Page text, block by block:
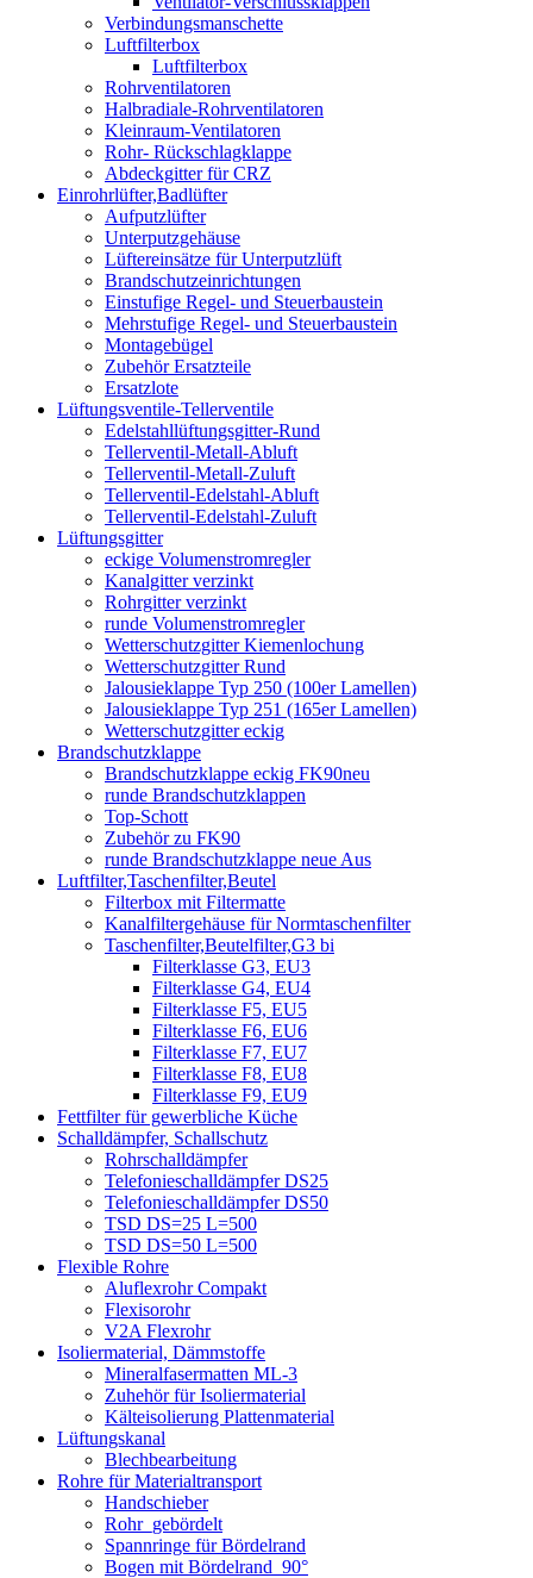
Verbindungsmanschette
Luftfilterbox
Luftfilterbox
Rohrventilatoren
Halbradiale-Rohrventilatoren
Kleinraum-Ventilatoren
Rohr- Rückschlagklappe
Abdeckgitter für CRZ
Einrohrlüfter,Badlüfter
Aufputzlüfter
Unterputzgehäuse
Lüftereinsätze für Unterputzlüft
Brandschutzeinrichtungen
Einstufige Regel- und Steuerbaustein
Mehrstufige Regel- und Steuerbaustein
Montagebügel
Zubehör Ersatzteile
Ersatzlote
Lüftungsventile-Tellerventile
Edelstahllüftungsgitter-Rund
Tellerventil-Metall-Abluft
Tellerventil-Metall-Zuluft
Tellerventil-Edelstahl-Abluft
Tellerventil-Edelstahl-Zuluft
Lüftungsgitter
eckige Volumenstromregler
Kanalgitter verzinkt
Rohrgitter verzinkt
runde Volumenstromregler
Wetterschutzgitter Kiemenlochung
Wetterschutzgitter Rund
Jalousieklappe Typ 250 (100er Lamellen)
Jalousieklappe Typ 251 (165er Lamellen)
Wetterschutzgitter eckig
Brandschutzklappe
Brandschutzklappe eckig FK90neu
runde Brandschutzklappen
Top-Schott
Zubehör zu FK90
runde Brandschutzklappe neue Aus
Luftfilter,Taschenfilter,Beutel
Filterbox mit Filtermatte
Kanalfiltergehäuse für Normtaschenfilter
Taschenfilter,Beutelfilter,G3 bi
Filterklasse G3, EU3
Filterklasse G4, EU4
Filterklasse F5, EU5
Filterklasse F6, EU6
Filterklasse F7, EU7
Filterklasse F8, EU8
Filterklasse F9, EU9
Fettfilter für gewerbliche Küche
Schalldämpfer, Schallschutz
Rohrschalldämpfer
Telefonieschalldämpfer DS25
Telefonieschalldämpfer DS50
TSD DS=25 L=500
TSD DS=50 L=500
Flexible Rohre
Aluflexrohr Compakt
Flexisorohr
V2A Flexrohr
Isoliermaterial, Dämmstoffe
Mineralfasermatten ML-3
Zuhehör für Isoliermaterial
Kälteisolierung Plattenmaterial
Lüftungskanal
Blechbearbeitung
Rohre für Materialtransport
Handschieber
Rohr_gebördelt
Spannringe für Bördelrand
Bogen mit Bördelrand_90°